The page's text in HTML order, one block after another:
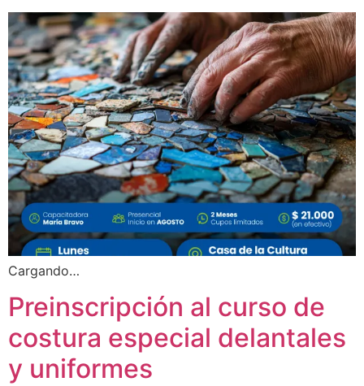
Cargando…
Preinscripción al curso de
costura especial delantales
y uniformes